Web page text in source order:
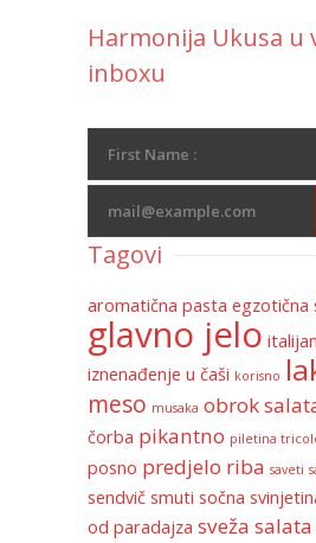
Harmonija Ukusa u
inboxu
Tagovi
aromatična pasta egzotična
glavno jelo
iznenađenje u čaši korisno
meso musaka obrok
čorba pikantno piletina
posno predjelo riba saveti
sendvič smuti sočna
od paradajza sveža salata